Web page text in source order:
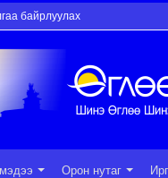
байрлуулах
Орон нутаг